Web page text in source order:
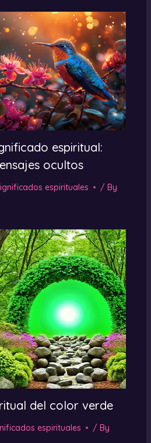
espiritual:
ocultos
espirituales
/ By
del color verde
espirituales
/ By